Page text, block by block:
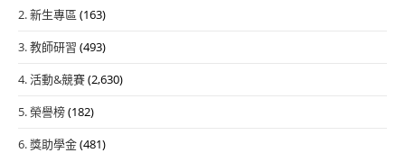
2. 新生專區 (163)
3. 教師研習 (493)
4. 活動&競賽(2,630)
5. 榮譽榜(182)
6. 獎助學金(481)